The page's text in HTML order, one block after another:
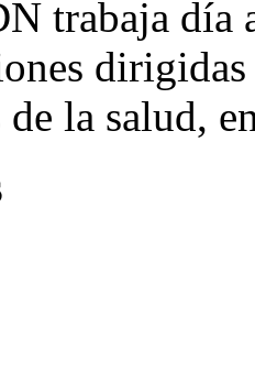
trabaja día
la salud,